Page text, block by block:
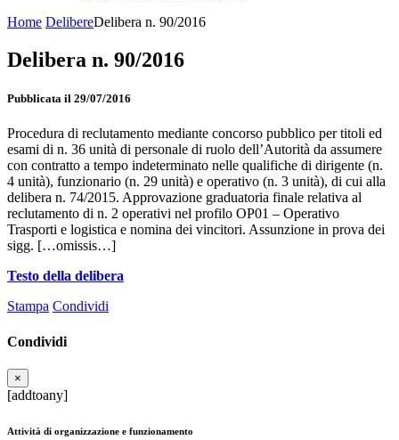
Home DelibereDelibera n. 90/2016
Delibera n. 90/2016
Pubblicata il 29/07/2016
Procedura di reclutamento mediante concorso pubblico per titoli ed
esami di n. 36 unità di personale di ruolo dell’Autorità da assumere
con contratto a tempo indeterminato nelle qualifiche di dirigente (n.
4 unità), funzionario (n. 29 unità) e operativo (n. 3 unità), di cui alla
delibera n. 74/2015. Approvazione graduatoria finale relativa al
reclutamento di n. 2 operativi nel profilo OP01 – Operativo
Trasporti e logistica e nomina dei vincitori. Assunzione in prova dei
sigg. […omissis…]
Testo della delibera
Stampa Condividi
Condividi
×
[addtoany]
Attività di organizzazione e funzionamento